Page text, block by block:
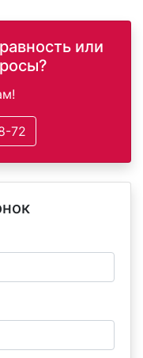
или
72